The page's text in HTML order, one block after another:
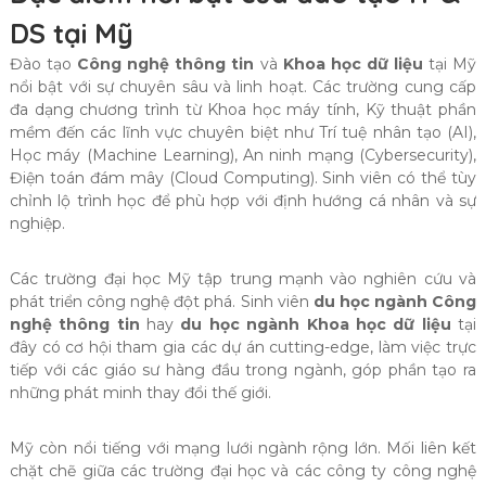
DS tại Mỹ
Đào tạo Công nghệ thông tin và Khoa học dữ liệu tại Mỹ
nổi bật với sự chuyên sâu và linh hoạt. Các trường cung cấp
đa dạng chương trình từ Khoa học máy tính, Kỹ thuật phần
mềm đến các lĩnh vực chuyên biệt như Trí tuệ nhân tạo (AI),
Học máy (Machine Learning), An ninh mạng (Cybersecurity),
Điện toán đám mây (Cloud Computing). Sinh viên có thể tùy
chỉnh lộ trình học để phù hợp với định hướng cá nhân và sự
nghiệp.
Các trường đại học Mỹ tập trung mạnh vào nghiên cứu và
phát triển công nghệ đột phá. Sinh viên du học ngành Công
nghệ thông tin hay du học ngành Khoa học dữ liệu tại
đây có cơ hội tham gia các dự án cutting-edge, làm việc trực
tiếp với các giáo sư hàng đầu trong ngành, góp phần tạo ra
những phát minh thay đổi thế giới.
Mỹ còn nổi tiếng với mạng lưới ngành rộng lớn. Mối liên kết
chặt chẽ giữa các trường đại học và các công ty công nghệ